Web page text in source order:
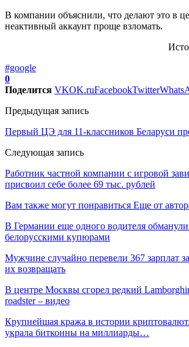
В компании объяснили, что делают это в
неактивный аккаунт проще взломать.
#google
0
Поделится VKOK.ruFacebookTwitter
Предыдущая запись
Первый ЦЭ для 11-классников Беларуси
Следующая запись
Работник частной компании с игровой
присвоил себе более 69 тыс. рублей
Вам также могут понравиться Еще от
В Германии еще одного водителя
белорусскими купюрами
Мужчине случайно перевели 367 зарплат за
их возвращать
В центре Москвы сгорел редкий
roadster – видео
Крупнейшая кража в истории
украла биткоины на миллиарды…